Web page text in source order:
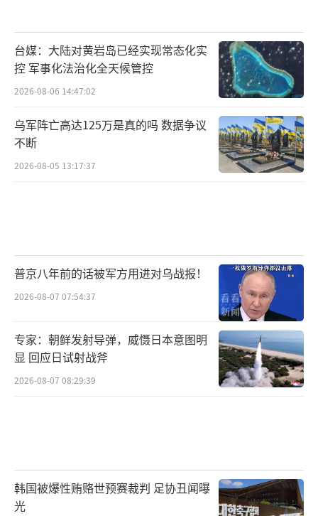
对解放军构成威胁。
台媒：大陆对黄岩岛已经实现常态化实
控 军事化法治化全天候管控
2026-08-06 14:47:02
乌军阵亡高达125万是真的吗 数据争议
不断
2026-08-05 13:17:37
普京八年前的话被军方用进对乌战报！
2026-08-07 07:54:37
专家：朝鲜发射导弹，威慑日本意图明
显 回应日试射战斧
2026-08-07 08:29:39
韩国被爆性贿赂世预赛裁判 足协丑闻曝
光